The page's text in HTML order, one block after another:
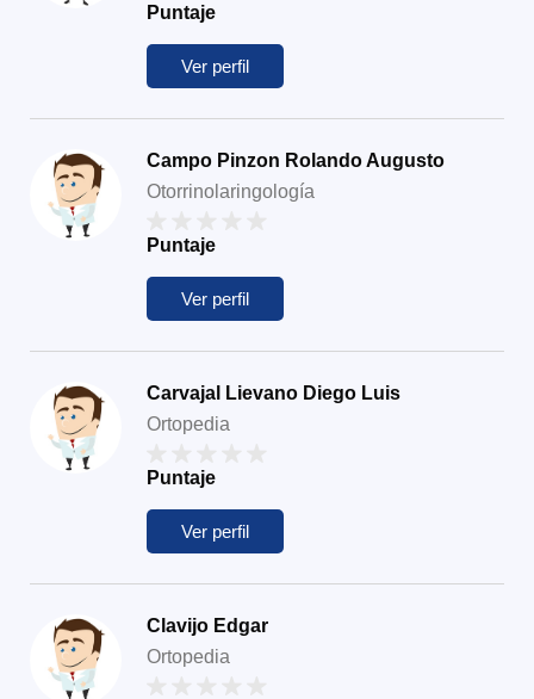
Puntaje
Ver perfil
Campo Pinzon Rolando Augusto
Otorrinolaringología
Puntaje
Ver perfil
Carvajal Lievano Diego Luis
Ortopedia
Puntaje
Ver perfil
Clavijo Edgar
Ortopedia